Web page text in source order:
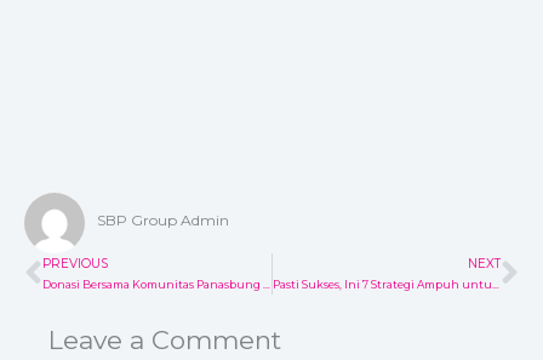
SBP Group Admin
Prev
PREVIOUS
Donasi Bersama Komunitas Panasbung (Pasukan Nasi Bungkus)
NEXT
Pasti Sukses, Ini 7 Strategi Ampuh untuk Mengupgrade Diri.
Leave a Comment